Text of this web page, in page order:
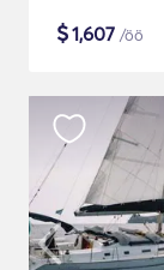
$1,607 /öö